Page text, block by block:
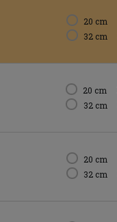
20 cm
32 cm
20 cm
32 cm
20 cm
32 cm